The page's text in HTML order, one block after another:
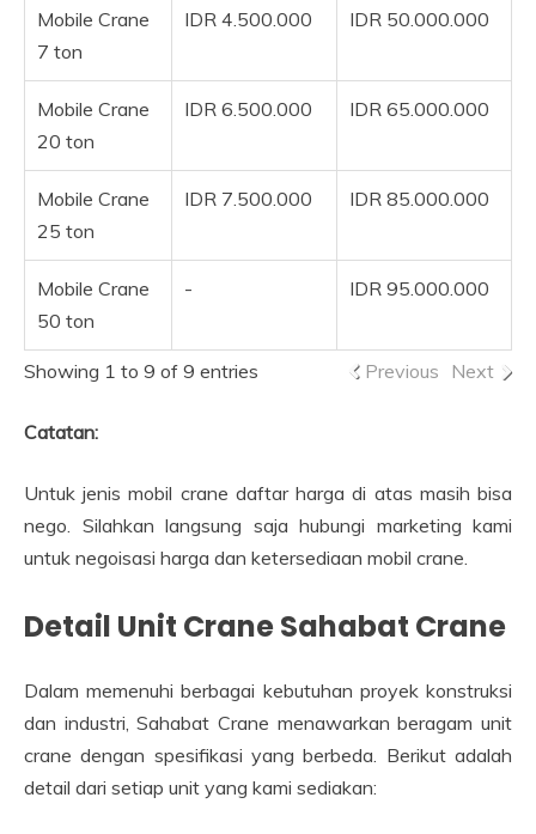
Mobile Crane
7 ton
IDR 4.500.000 IDR 50.000.000
Mobile Crane
20 ton
IDR 6.500.000 IDR 65.000.000
Mobile Crane
25 ton
IDR 7.500.000 IDR 85.000.000
Mobile Crane
50 ton
- IDR 95.000.000
Showing 1 to 9 of 9 entries Previous Next
Catatan:
Untuk jenis mobil crane daftar harga di atas masih bisa
nego. Silahkan langsung saja hubungi marketing kami
untuk negoisasi harga dan ketersediaan mobil crane.
Detail Unit Crane Sahabat Crane
Dalam memenuhi berbagai kebutuhan proyek konstruksi
dan industri, Sahabat Crane menawarkan beragam unit
crane dengan spesifikasi yang berbeda. Berikut adalah
detail dari setiap unit yang kami sediakan: